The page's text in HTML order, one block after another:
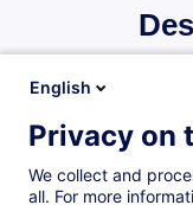
Au
English
Privacy on
We collect and
all. For more